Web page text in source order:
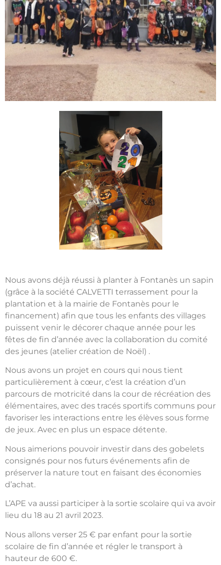
Nous avons déjà réussi à planter à Fontanès un sapin
(grâce à la société CALVETTI terrassement pour la
plantation et à la mairie de Fontanès pour le
financement) afin que tous les enfants des villages
puissent venir le décorer chaque année pour les
fêtes de fin d’année avec la collaboration du comité
des jeunes (atelier création de Noël) .
Nous avons un projet en cours qui nous tient
particulièrement à cœur, c’est la création d’un
parcours de motricité dans la cour de récréation des
élémentaires, avec des tracés sportifs communs pour
favoriser les interactions entre les élèves sous forme
de jeux. Avec en plus un espace détente.
Nous aimerions pouvoir investir dans des gobelets
consignés pour nos futurs événements afin de
préserver la nature tout en faisant des économies
d’achat.
L’APE va aussi participer à la sortie scolaire qui va avoir
lieu du 18 au 21 avril 2023.
Nous allons verser 25 € par enfant pour la sortie
scolaire de fin d’année et régler le transport à
hauteur de 600 €.